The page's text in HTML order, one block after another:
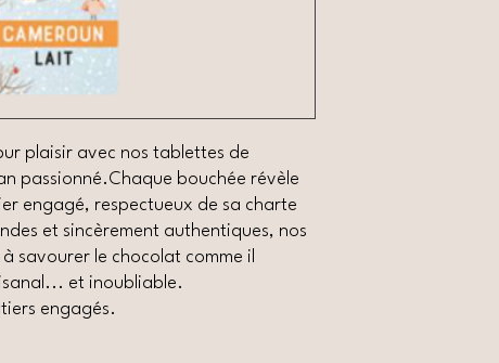
plaisir avec nos tablettes de
passionné.Chaque bouchée révèle
engagé, respectueux de sa charte
et sincèrement authentiques, nos
savourer le chocolat comme il
et inoubliable.
engagés.